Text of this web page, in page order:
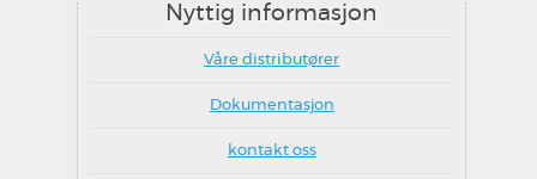
Nyttig informasjon
Våre distributører
Dokumentasjon
kontakt oss